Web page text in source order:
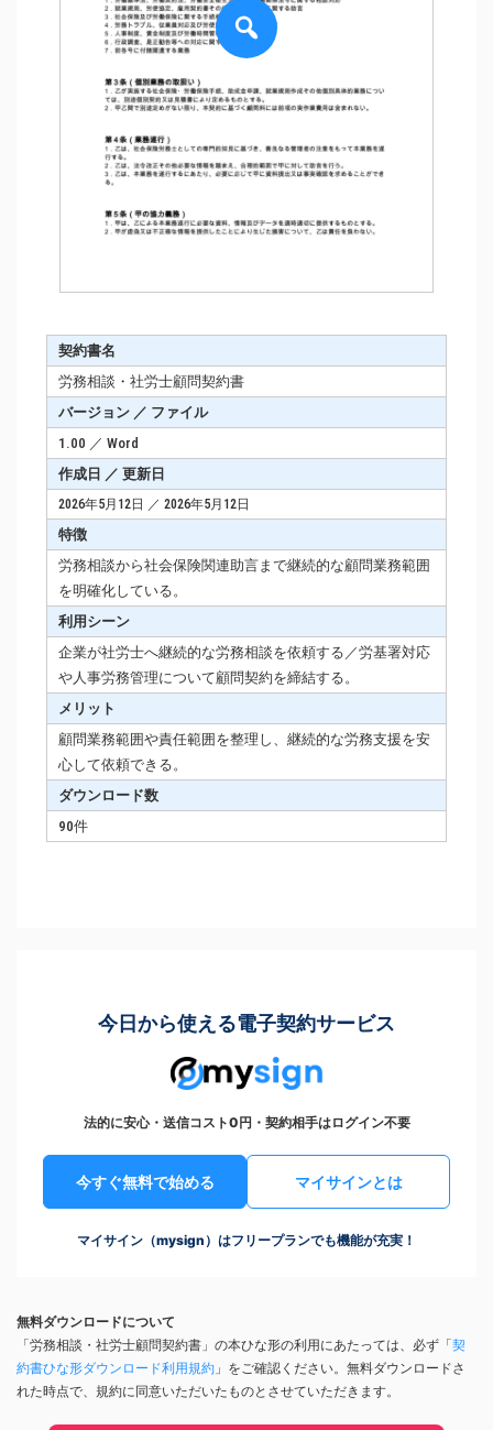
契約書名
労務相談・社労士顧問契約書
バージョン ／ ファイル
1.00 ／ Word
作成日 ／ 更新日
2026年5月12日 ／ 2026年5月12日
特徴
労務相談から社会保険関連助言まで継続的な顧問業務範囲
を明確化している。
利用シーン
企業が社労士へ継続的な労務相談を依頼する／労基署対応
や人事労務管理について顧問契約を締結する。
メリット
顧問業務範囲や責任範囲を整理し、継続的な労務支援を安
心して依頼できる。
ダウンロード数
90件
今日から使える電子契約サービス
法的に安心・送信コスト0円・契約相手はログイン不要
今すぐ無料で始める マイサインとは
マイサイン（mysign）はフリープランでも機能が充実！
無料ダウンロードについて
「労務相談・社労士顧問契約書」の本ひな形の利用にあたっては、必ず「契
約書ひな形ダウンロード利用規約 」をご確認ください。無料ダウンロードさ
れた時点で、規約に同意いただいたものとさせていただきます。